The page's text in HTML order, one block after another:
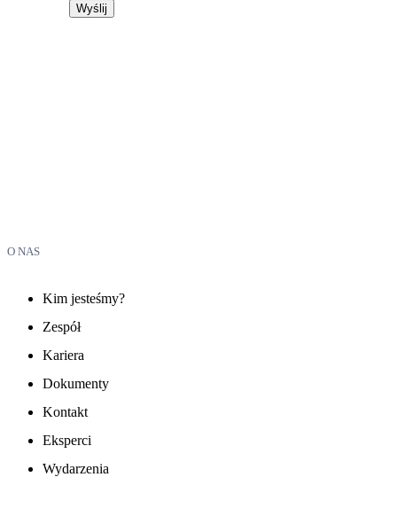
O NAS
Kim jesteśmy?
Zespół
Kariera
Dokumenty
Kontakt
Eksperci
Wydarzenia